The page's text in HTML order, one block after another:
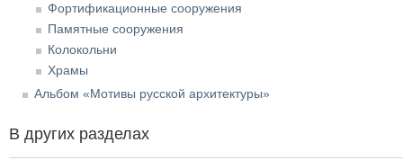
Фортификационные сооружения
Памятные сооружения
Колокольни
Храмы
Альбом «Мотивы русской архитектуры»
В других разделах